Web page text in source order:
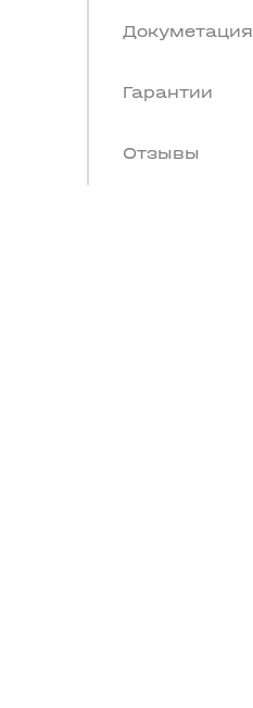
Докуметация
Гарантии
Отзывы